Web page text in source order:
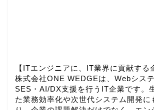
【ITエンジニアに、IT業界に貢献する
株式会社ONE WEDGEは、Webシステ
SES・AI/DX支援を行うIT企業です。
た業務効率化や次世代システム開発に